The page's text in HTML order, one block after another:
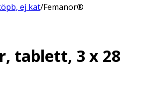
ej kat/Femanor®
tablett, 3 x 28